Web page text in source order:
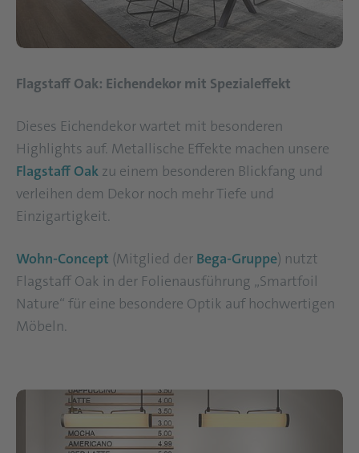
Flagstaff Oak: Eichendekor mit Spezialeffekt
Dieses Eichendekor wartet mit besonderen
Highlights auf. Metallische Effekte machen unsere
Flagstaff Oak zu einem besonderen Blickfang und
verleihen dem Dekor noch mehr Tiefe und
Einzigartigkeit.
Wohn-Concept (Mitglied der Bega-Gruppe) nutzt
Flagstaff Oak in der Folienausführung „Smartfoil
Nature“ für eine besondere Optik auf hochwertigen
Möbeln.